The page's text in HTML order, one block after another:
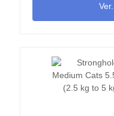
Ver...